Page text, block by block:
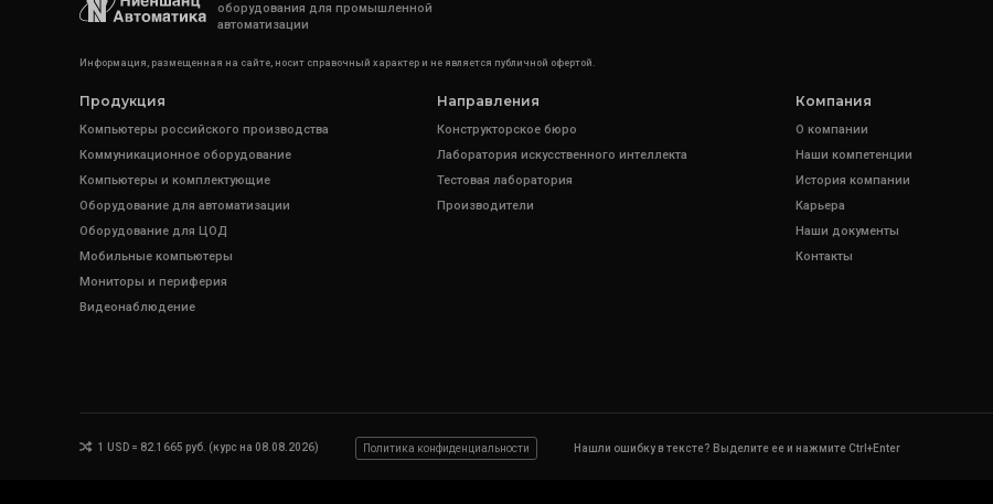
оборудования для промышленной
автоматизации
Информация, размещенная на сайте, носит справочный характер и не является публичной офертой.
Продукция
Компьютеры российского производства
Коммуникационное оборудование
Компьютеры и комплектующие
Оборудование для автоматизации
Оборудование для ЦОД
Мобильные компьютеры
Мониторы и периферия
Видеонаблюдение
Направления
Конструкторское бюро
Лаборатория искусственного интеллекта
Тестовая лаборатория
Производители
Компания
О компании
Наши компетенции
История компании
Карьера
Наши документы
Контакты
1 USD = 82.1665 руб. (курс на 08.08.2026) Политика конфиденциальности Нашли ошибку в тексте? Выделите ее и нажмите Ctrl+Enter